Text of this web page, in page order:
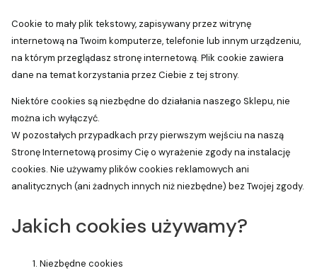
Cookie to mały plik tekstowy, zapisywany przez witrynę
internetową na Twoim komputerze, telefonie lub innym urządzeniu,
na którym przeglądasz stronę internetową. Plik cookie zawiera
dane na temat korzystania przez Ciebie z tej strony.
Niektóre cookies są niezbędne do działania naszego Sklepu, nie
można ich wyłączyć.
W pozostałych przypadkach przy pierwszym wejściu na naszą
Stronę Internetową prosimy Cię o wyrażenie zgody na instalację
cookies. Nie używamy plików cookies reklamowych ani
analitycznych (ani żadnych innych niż niezbędne) bez Twojej zgody.
Jakich cookies używamy?
Niezbędne cookies